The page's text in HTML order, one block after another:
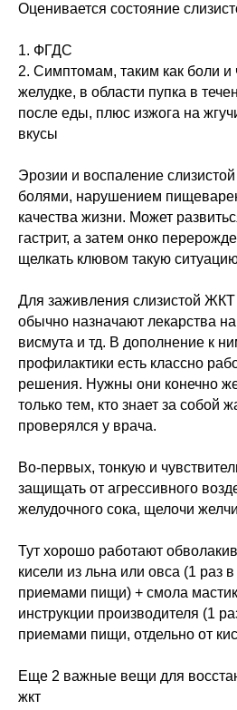
Оценивается состояние
1. ФГДС
2. Симптомам, таким как боли и
желудке, в области пупка в
после еды, плюс изжога на
вкусы
Эрозии и воспаление
болями, нарушением
качества жизни. Может
гастрит, а затем онко
щелкать клювом такую
Для заживления слизистой ЖКТ
обычно назначают лекарства
висмута и тд. В дополнение к
профилактики есть классно
решения. Нужны они конечно
только тем, кто знает за
проверялся у врача.
Во-первых, тонкую и
защищать от агрессивного
желудочного сока, щелочи
Тут хорошо работают
кисели из льна или овса (1 раз
приемами пищи) + смола
инструкции производителя (1
приемами пищи, отдельно от
Еще 2 важные вещи для
жкт